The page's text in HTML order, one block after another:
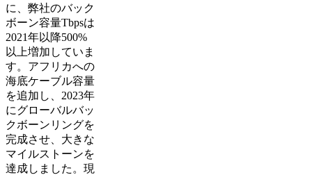
に、弊社のバック
ボーン容量Tbpsは
2021年以降500%
以上増加していま
す。アフリカへの
海底ケーブル容量
を追加し、2023年
にグローバルバッ
クボーンリングを
完成させ、大きな
マイルストーンを
達成しました。現